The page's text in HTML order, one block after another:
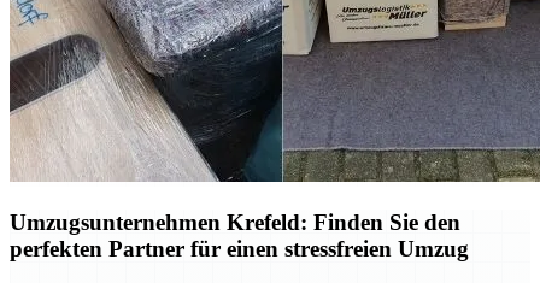
Umzugsunternehmen Krefeld: Finden Sie den
perfekten Partner für einen stressfreien Umzug